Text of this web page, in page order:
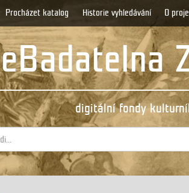
Procházet katalog Historie vyhledávání O
eBadatelna
digitální fondy